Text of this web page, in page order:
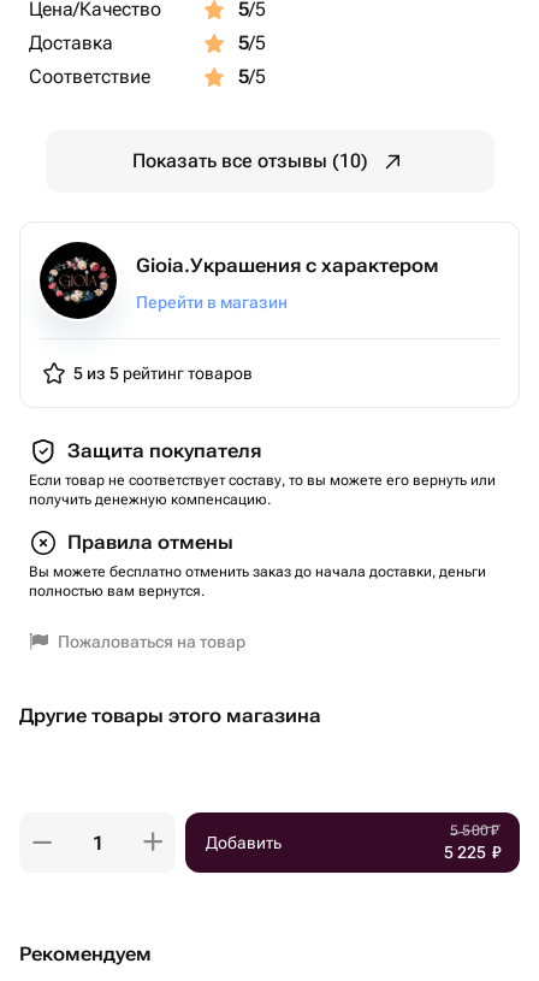
Цена/Качество 5/5
Доставка
5/5
Соответствие
5/5
Показать все отзывы (10)
Gioia.Украшения с характером
Перейти в магазин
5 из 5 рейтинг товаров
Защита покупателя
Если товар не соответствует составу, то вы можете его вернуть или
получить денежную компенсацию.
Правила отмены
Вы можете бесплатно отменить заказ до начала доставки, деньги
полностью вам вернутся.
Пожаловаться на товар
Другие товары этого магазина
Добавить
5 500₽
5 225 ₽
Рекомендуем